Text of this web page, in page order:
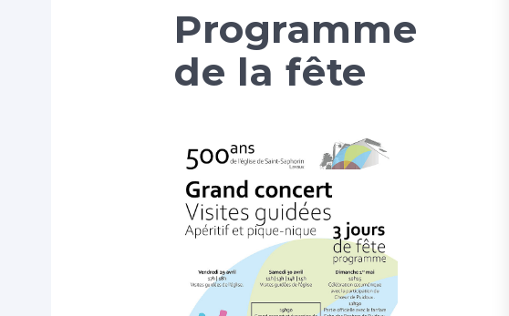
Programme
de la fête